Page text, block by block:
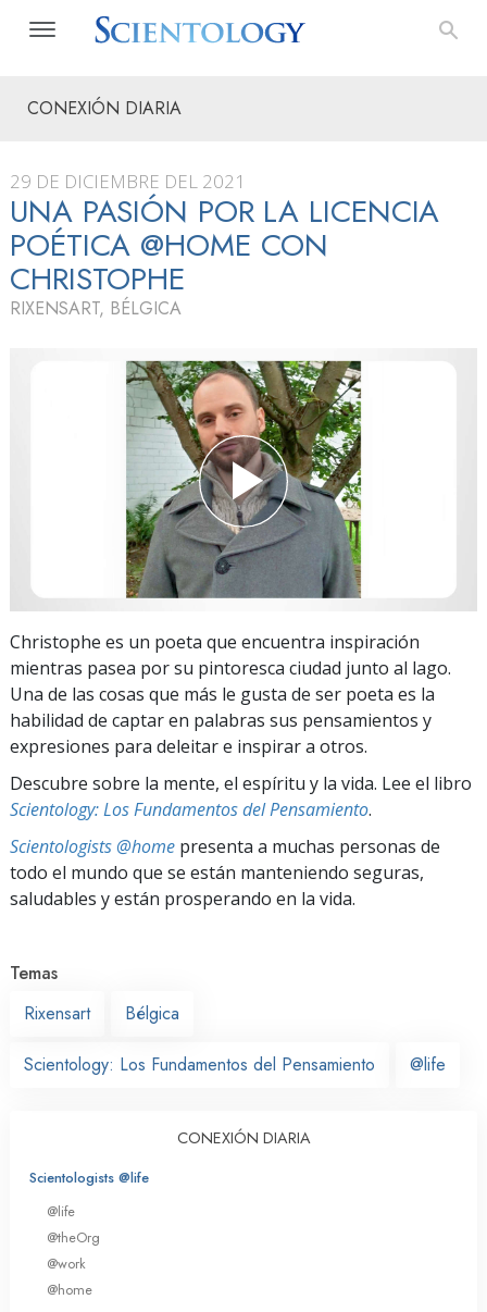
CONEXIÓN DIARIA
29 DE DICIEMBRE DEL 2021
UNA PASIÓN POR LA LICENCIA
POÉTICA @HOME CON
CHRISTOPHE
RIXENSART, BÉLGICA
Christophe es un poeta que encuentra inspiración
mientras pasea por su pintoresca ciudad junto al lago.
Una de las cosas que más le gusta de ser poeta es la
habilidad de captar en palabras sus pensamientos y
expresiones para deleitar e inspirar a otros.
Descubre sobre la mente, el espíritu y la vida. Lee el libro
Scientology: Los Fundamentos del Pensamiento.
Scientologists @home presenta a muchas personas de
todo el mundo que se están manteniendo seguras,
saludables y están prosperando en la vida.
Temas
Rixensart
Bélgica
Scientology: Los Fundamentos del Pensamiento @life
CONEXIÓN DIARIA
Scientologists @life
@life
@theOrg
@work
@home